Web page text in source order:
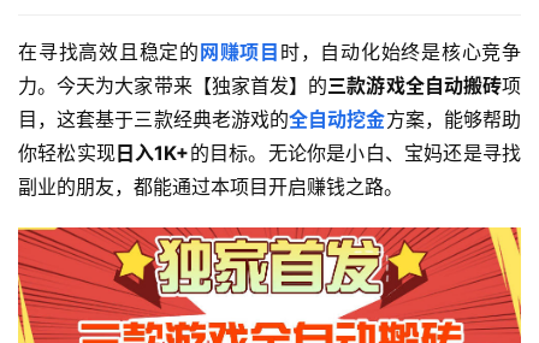
在寻找高效且稳定的 网赚项目 时，自动化始终是核心竞争
力。今天为大家带来【独家首发】的三款游戏全自动搬砖项
目，这套基于三款经典老游戏的全自动挖金方案，能够帮助
你轻松实现 日入1K+的目标。无论你是小白、宝妈还是寻找
副业的朋友，都能通过本项目开启赚钱之路。